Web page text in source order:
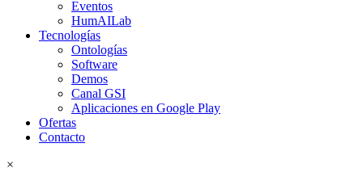
Eventos
HumAILab
Tecnologías
Ontologías
Software
Demos
Canal GSI
Aplicaciones en Google Play
Ofertas
Contacto
×